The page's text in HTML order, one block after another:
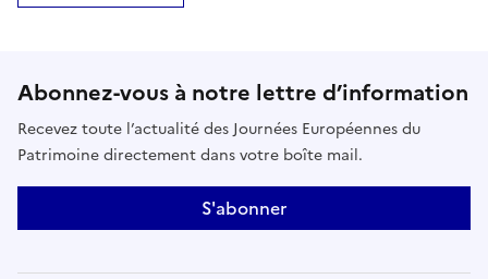
Abonnez-vous à notre lettre d’information
Recevez toute l’actualité des Journées Européennes du
Patrimoine directement dans votre boîte mail.
S'abonner